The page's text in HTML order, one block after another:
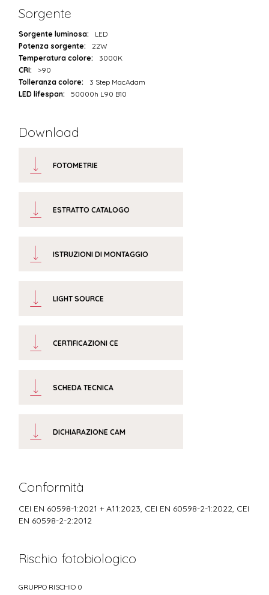
Sorgente
Sorgente luminosa:
LED
Potenza sorgente:
22W
Temperatura colore:
3000K
CRI:
>90
Tolleranza colore:
3 Step MacAdam
LED lifespan:
50000h L90 B10
Download
FOTOMETRIE
ESTRATTO CATALOGO
ISTRUZIONI DI MONTAGGIO
LIGHT SOURCE
CERTIFICAZIONI CE
SCHEDA TECNICA
DICHIARAZIONE CAM
Conformità
CEI EN 60598-1:2021 + A11:2023, CEI EN 60598-2-1:2022, CEI
EN 60598-2-2:2012
Rischio fotobiologico
GRUPPO RISCHIO 0